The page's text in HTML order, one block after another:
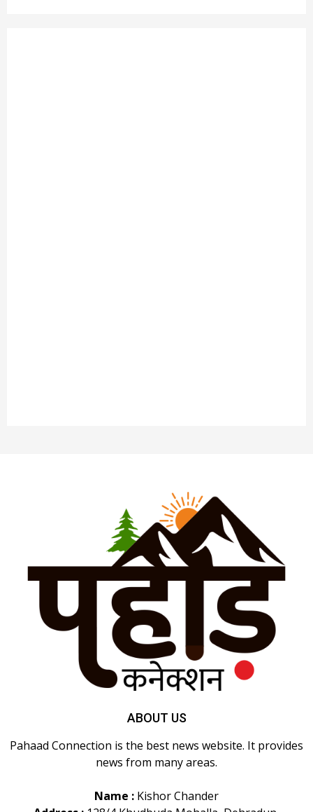
ABOUT US
Pahaad Connection is the best news website. It provides
news from many areas.
Name : Kishor Chander